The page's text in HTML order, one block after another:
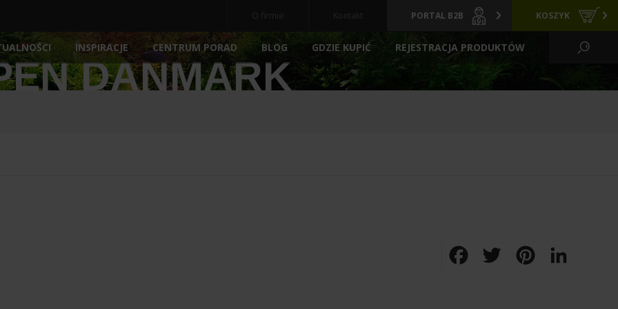
O firmie Kontakt PORTAL B2B KOSZYK
AKWARIA AKCESORIA
OCZKO WODNE I OGRÓD
NOWOŚCI GRZAŁKI ARCHIWALNE
INSPIRACJE CENTRUM PORAD BLOG GDZIE KUPIĆ REJESTRACJA PRODUKTÓW
DANMARK
FacebookTwitter Pinterest